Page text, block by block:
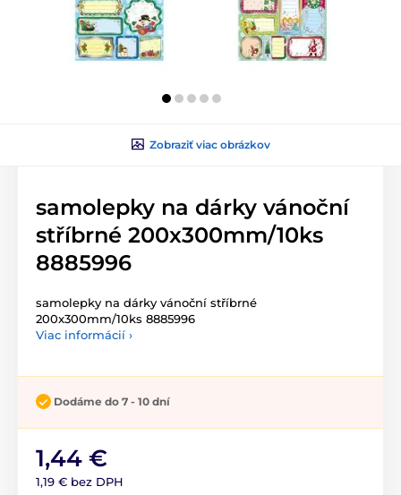
Zobraziť viac obrázkov
samolepky na dárky vánoční
stříbrné 200x300mm/10ks
8885996
samolepky na dárky vánoční stříbrné
200x300mm/10ks 8885996
Viac informácií ›
Dodáme do 7 - 10 dní
1,44 €
1,19 € bez DPH